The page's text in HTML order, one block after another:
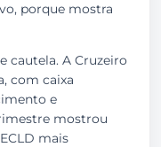
porque mostra
cautela. A Cruzeiro
com caixa
e
mostrou
mais